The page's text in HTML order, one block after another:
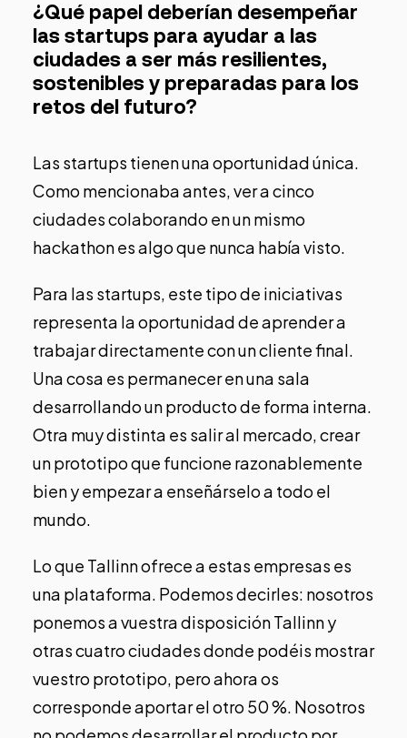
¿Qué papel deberían desempeñar
las startups para ayudar a las
ciudades a ser más resilientes,
sostenibles y preparadas para los
retos del futuro?
Las startups tienen una oportunidad única.
Como mencionaba antes, ver a cinco
ciudades colaborando en un mismo
hackathon es algo que nunca había visto.
Para las startups, este tipo de iniciativas
representa la oportunidad de aprender a
trabajar directamente con un cliente final.
Una cosa es permanecer en una sala
desarrollando un producto de forma interna.
Otra muy distinta es salir al mercado, crear
un prototipo que funcione razonablemente
bien y empezar a enseñárselo a todo el
mundo.
Lo que Tallinn ofrece a estas empresas es
una plataforma. Podemos decirles: nosotros
ponemos a vuestra disposición Tallinn y
otras cuatro ciudades donde podéis mostrar
vuestro prototipo, pero ahora os
corresponde aportar el otro 50 %. Nosotros